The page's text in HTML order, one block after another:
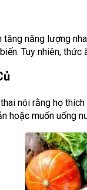
tăng năng lượng
Tuy nhiên, thức
nói rằng họ
hoặc muốn uống